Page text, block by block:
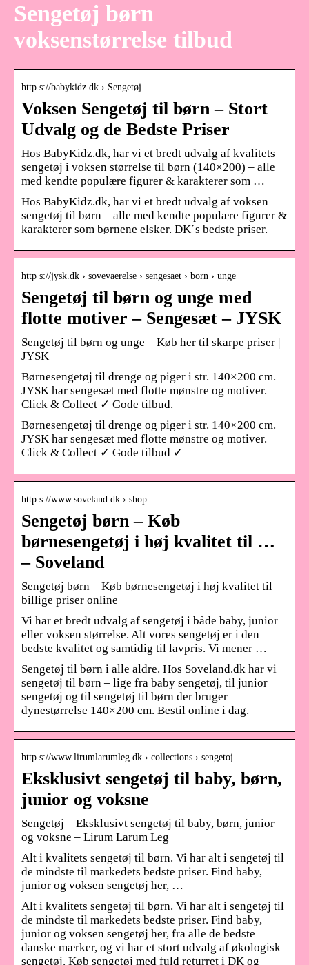
Sengetøj børn
voksenstørrelse tilbud
http s://babykidz.dk › Sengetøj
Voksen Sengetøj til børn – Stort
Udvalg og de Bedste Priser
Hos BabyKidz.dk, har vi et bredt udvalg af kvalitets
sengetøj i voksen størrelse til børn (140×200) – alle
med kendte populære figurer & karakterer som …
Hos BabyKidz.dk, har vi et bredt udvalg af voksen
sengetøj til børn – alle med kendte populære figurer &
karakterer som børnene elsker. DK´s bedste priser.
http s://jysk.dk › sovevaerelse › sengesaet › born › unge
Sengetøj til børn og unge med
flotte motiver – Sengesæt – JYSK
Sengetøj til børn og unge – Køb her til skarpe priser |
JYSK
Børnesengetøj til drenge og piger i str. 140×200 cm.
JYSK har sengesæt med flotte mønstre og motiver.
Click & Collect ✓ Gode tilbud.
Børnesengetøj til drenge og piger i str. 140×200 cm.
JYSK har sengesæt med flotte mønstre og motiver.
Click & Collect ✓ Gode tilbud ✓
http s://www.soveland.dk › shop
Sengetøj børn – Køb
børnesengetøj i høj kvalitet til …
– Soveland
Sengetøj børn – Køb børnesengetøj i høj kvalitet til
billige priser online
Vi har et bredt udvalg af sengetøj i både baby, junior
eller voksen størrelse. Alt vores sengetøj er i den
bedste kvalitet og samtidig til lavpris. Vi mener …
Sengetøj til børn i alle aldre. Hos Soveland.dk har vi
sengetøj til børn – lige fra baby sengetøj, til junior
sengetøj og til sengetøj til børn der bruger
dynestørrelse 140×200 cm. Bestil online i dag.
http s://www.lirumlarumleg.dk › collections › sengetoj
Eksklusivt sengetøj til baby, børn,
junior og voksne
Sengetøj – Eksklusivt sengetøj til baby, børn, junior
og voksne – Lirum Larum Leg
Alt i kvalitets sengetøj til børn. Vi har alt i sengetøj til
de mindste til markedets bedste priser. Find baby,
junior og voksen sengetøj her, …
Alt i kvalitets sengetøj til børn. Vi har alt i sengetøj til
de mindste til markedets bedste priser. Find baby,
junior og voksen sengetøj her, fra alle de bedste
danske mærker, og vi har et stort udvalg af økologisk
sengetøj. Køb sengetøj med fuld returret i DK og